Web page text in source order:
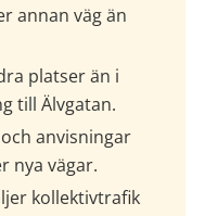
annan väg än
platser än i
till Älvgatan.
anvisningar
nya vägar.
kollektivtrafik